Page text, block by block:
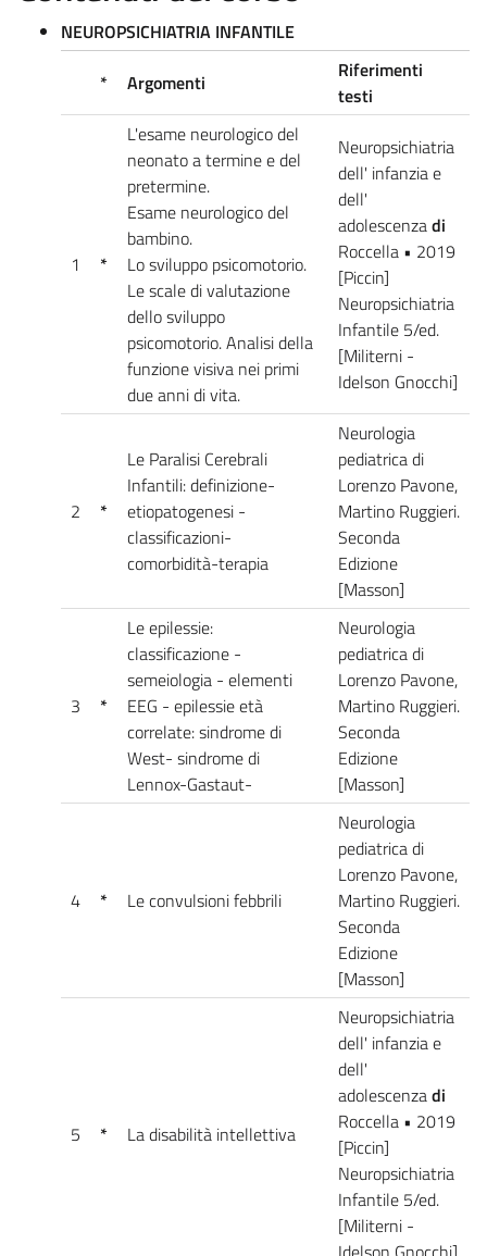
NEUROPSICHIATRIA INFANTILE
*
Argomenti
Riferimenti
testi
1 *
L'esame neurologico del
neonato a termine e del
pretermine.
Esame neurologico del
bambino.
Lo sviluppo psicomotorio.
Le scale di valutazione
dello sviluppo
psicomotorio. Analisi della
funzione visiva nei primi
due anni di vita.
Neuropsichiatria
dell' infanzia e
dell'
adolescenzadi
Roccella • 2019
[Piccin]
Neuropsichiatria
Infantile 5/ed.
[Militerni -
Idelson Gnocchi]
2 *
Le Paralisi Cerebrali
Infantili: definizione-
etiopatogenesi -
classificazioni-
comorbidità-terapia
Neurologia
pediatrica di
Lorenzo Pavone,
Martino Ruggieri.
Seconda
Edizione
[Masson]
3 *
Le epilessie:
classificazione -
semeiologia - elementi
EEG - epilessie età
correlate: sindrome di
West- sindrome di
Lennox-Gastaut-
Neurologia
pediatrica di
Lorenzo Pavone,
Martino Ruggieri.
Seconda
Edizione
[Masson]
4 * Le convulsioni febbrili
Neurologia
pediatrica di
Lorenzo Pavone,
Martino Ruggieri.
Seconda
Edizione
[Masson]
5 * La disabilità intellettiva
Neuropsichiatria
dell' infanzia e
dell'
adolescenzadi
Roccella • 2019
[Piccin]
Neuropsichiatria
Infantile 5/ed.
[Militerni -